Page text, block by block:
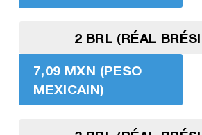
2 BRL (RÉAL
7,09 MXN (PESO
MEXICAIN)